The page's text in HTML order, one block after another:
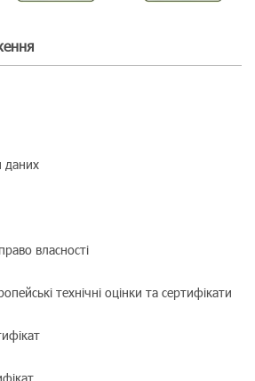
даних
власності
технічні оцінки та сертифікати